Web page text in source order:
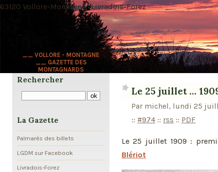
__ VOLLORE - MONTAGNE
__ GAZETTE DES
MONTAGNARDS
63120 Vollore-Montagne · Livradois-Forez
Le 25 juillet ...
Par michel, lundi 25
:: #974 :: rss :: PDF
Le 25 juillet 1909 :
Blériot
Rechercher
La Gazette
Palmarès des billets
LGDM sur Facebook
Livradois-Forez